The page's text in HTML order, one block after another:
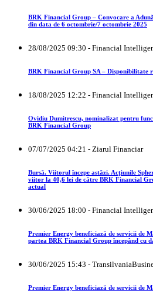
BRK Financial Group – Convocare a
din data de 6 octombrie/7 octombrie 2025
28/08/2025 09:30 - Financial
BRK Financial Group SA – Disponibilitate
18/08/2025 12:22 - Financial
Ovidiu Dumitrescu, nominalizat pentru
BRK Financial Group
07/07/2025 04:21 - Ziarul Financiar
Bursă. Viitorul începe astăzi. Acţiunile
viitor la 40,6 lei de către BRK Financial
actual
30/06/2025 18:00 - Financial
Premier Energy beneficiază de servicii de
partea BRK Financial Group începând cu
30/06/2025 15:43 -
Premier Energy beneficiază de servicii de